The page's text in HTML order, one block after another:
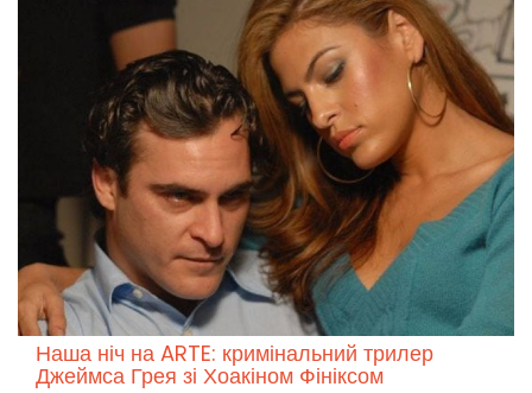
Наша ніч на ARTE: кримінальний трилер
Джеймса Грея зі Хоакіном Фініксом